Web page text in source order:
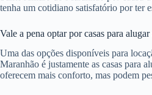
tenha um cotidiano satisfatório por ter
Vale a pena optar por casas para
Uma das opções disponíveis para
Maranhão é justamente as casas para
oferecem mais conforto, mas podem